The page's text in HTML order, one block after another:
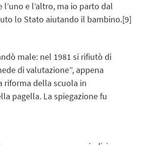
l’uno e l’altro, ma io parto dal
lo Stato aiutando il bambino.[9]
male: nel 1981 si rifiutò di
di valutazione”, appena
riforma della scuola in
pagella. La spiegazione fu